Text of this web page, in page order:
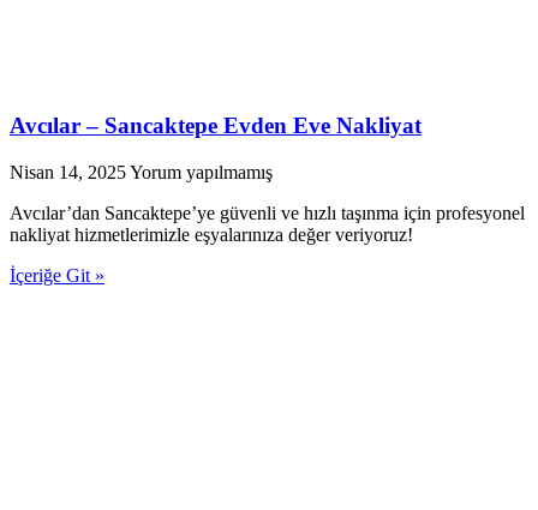
Avcılar – Sancaktepe Evden Eve Nakliyat
Nisan 14, 2025Yorum yapılmamış
Avcılar’dan Sancaktepe’ye güvenli ve hızlı taşınma için profesyonel
nakliyat hizmetlerimizle eşyalarınıza değer veriyoruz!
İçeriğe Git »